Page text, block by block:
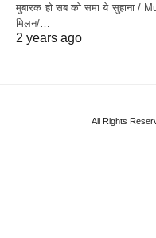
मुबारक हो सब को समा ये सुहाना /
मिलन/…
2 years ago
All Rights